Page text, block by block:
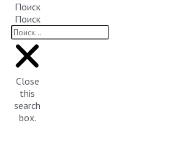
Поиск
Поиск
Close
this
search
box.